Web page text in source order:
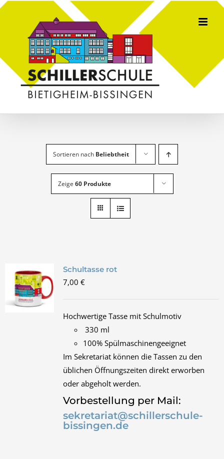
Skip
Sortieren nach Beliebtheit
Zeige 60 Produkte
Schultasse rot
7,00 €
Hochwertige Tasse mit Schulmotiv
330 ml
100% Spülmaschinengeeignet
Im Sekretariat können die Tassen zu den
üblichen Öffnungszeiten direkt erworben
oder abgeholt werden.
Vorbestellung per Mail:
sekretariat@schillerschule-
bissingen.de